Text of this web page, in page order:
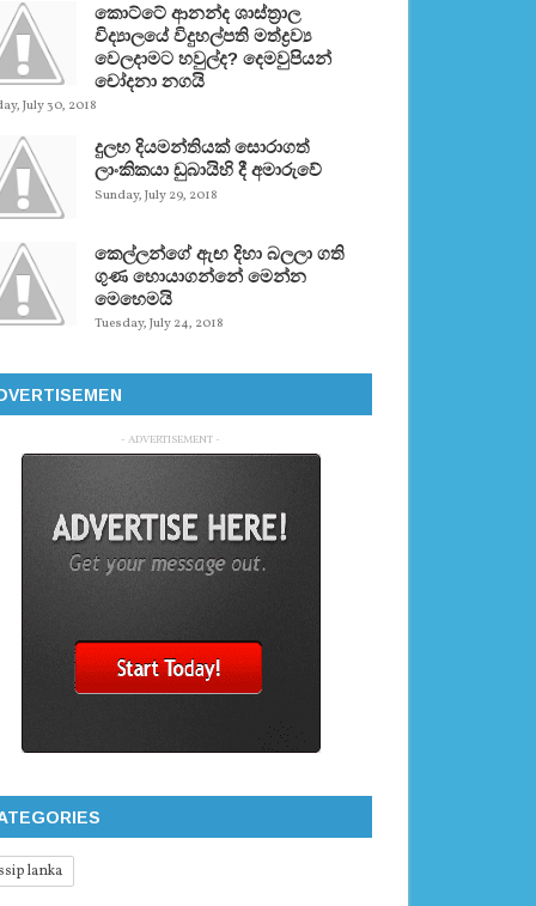
කොට්ටේ ආනන්ද ශාස්ත‍්‍රාල
විද්‍යාලයේ විදුහල්පති මත්ද්‍රව්‍ය
වෙලදාමට හවුල්ද? දෙමවුපියන්
චෝදනා නගයි
July 30, 2018
දුලභ දියමන්තියක් සොරාගත්
ලාංකිකයා ඩුබායිහි දී අමාරුවේ
Sunday, July 29, 2018
කෙල්ලන්ගේ ඇඟ දිහා බලලා ගති
ගුණ හොයාගන්නේ මෙන්න
මෙහෙමයි
Tuesday, July 24, 2018
- ADVERTISEMENT -
lanka